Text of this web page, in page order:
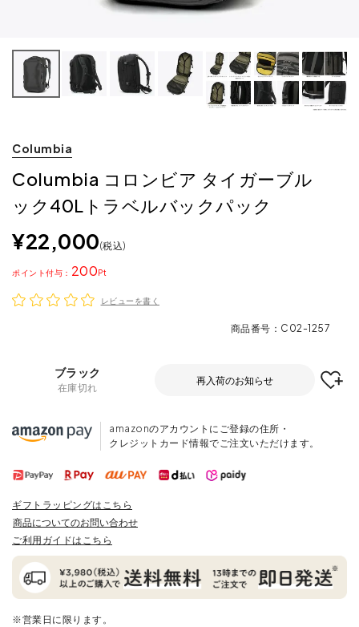
Columbia
Columbia コロンビア タイガーブル
ック40Lトラベルバックパック
¥22,000 税込
200
ポイント
レビューを書く
商品番号 C02-1257
ブラック
在庫切れ
再入荷のお知らせ
amazonのアカウントにご登録の住所・
クレジットカード情報でご注文いただけます。
ギフトラッピングはこちら
商品についてのお問い合わせ
ご利用ガイドはこちら
※営業日に限ります。